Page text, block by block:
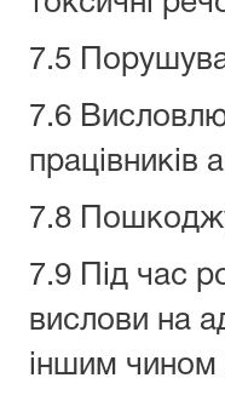
7.5
7.6
працівників
7.8
7.9 Під час
вислови на
іншим чином